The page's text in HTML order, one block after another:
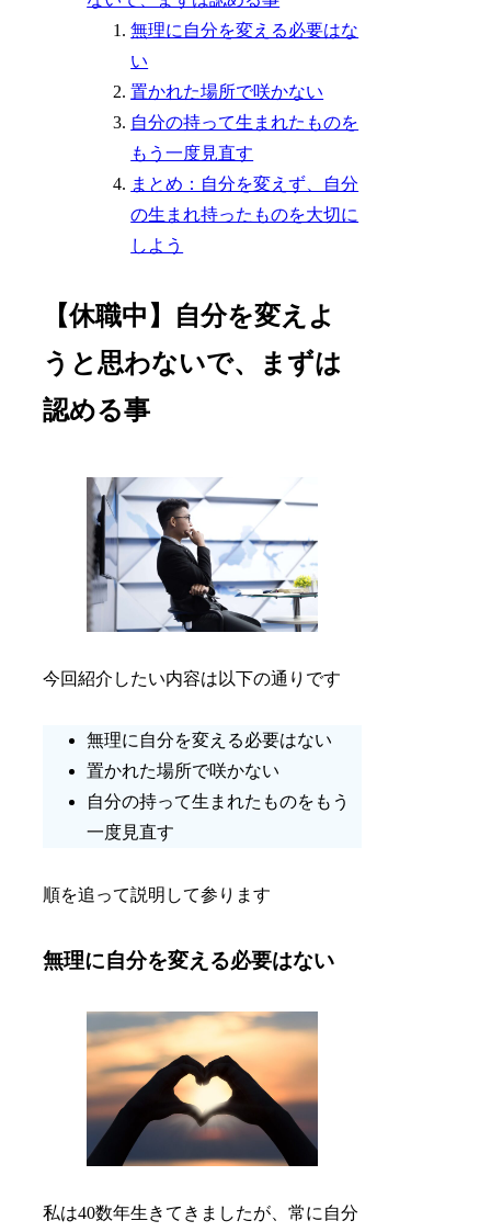
無理に自分を変える必要はな
い
置かれた場所で咲かない
自分の持って生まれたものを
もう一度見直す
まとめ：自分を変えず、自分
の生まれ持ったものを大切に
しよう
【休職中】自分を変えよ
うと思わないで、まずは
認める事
今回紹介したい内容は以下の通りです
無理に自分を変える必要はない
置かれた場所で咲かない
自分の持って生まれたものをもう
一度見直す
順を追って説明して参ります
無理に自分を変える必要はない
私は40数年生きてきましたが、常に自分